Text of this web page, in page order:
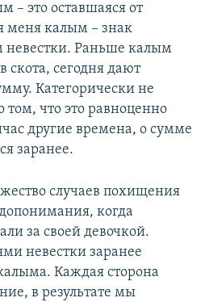
– это оставшаяся от
меня калым – знак
невестки. Раньше калым
скота, сегодня дают
Категорически не
том, что это равноценно
другие времена, о сумме
заранее.
случаев похищения
когда
за своей девочкой.
невестки заранее
Каждая сторона
в результате мы